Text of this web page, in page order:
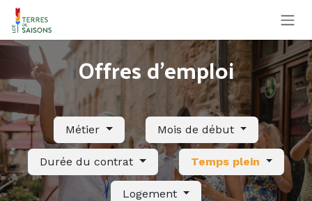
Se rendre au contenu
Offres d'emploi
Métier Mois de début
Durée du contrat Temps plein
Logement